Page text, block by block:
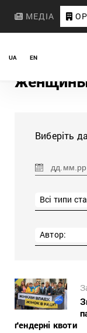
МЕДІА
UA EN
ґендерні квоти
Виберіть
Всі типи
Автор: